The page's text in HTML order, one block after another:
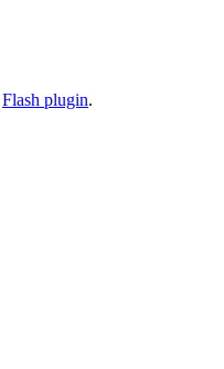
Flash plugin.